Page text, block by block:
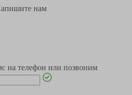
нам
на телефон или позвоним